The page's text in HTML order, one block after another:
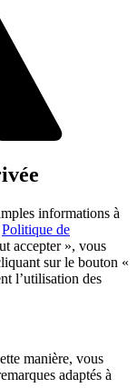
informations à
Politique de
accepter », vous
sur le bouton «
l’utilisation des
manière, vous
adaptés à